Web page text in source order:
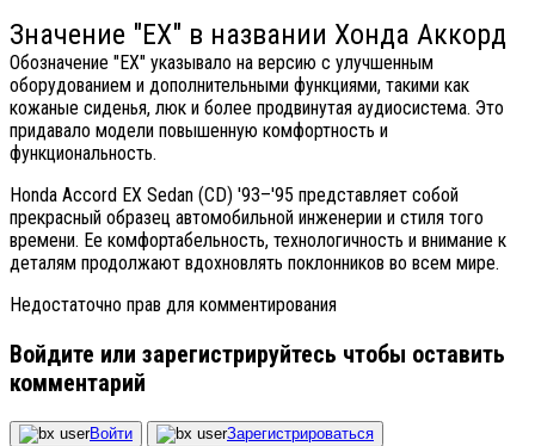
Значение "EX" в названии Хонда Аккорд
Обозначение "EX" указывало на версию с улучшенным
оборудованием и дополнительными функциями, такими как
кожаные сиденья, люк и более продвинутая аудиосистема. Это
придавало модели повышенную комфортность и
функциональность.
Honda Accord EX Sedan (CD) '93–'95 представляет собой
прекрасный образец автомобильной инженерии и стиля того
времени. Ее комфортабельность, технологичность и внимание к
деталям продолжают вдохновлять поклонников во всем мире.
Недостаточно прав для комментирования
Войдите или зарегистрируйтесь чтобы оставить
комментарий
Войти Зарегистрироваться